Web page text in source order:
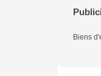
Biens